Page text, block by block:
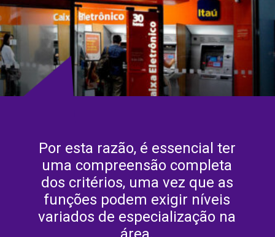
Por esta razão, é essencial ter
uma compreensão completa
dos critérios, uma vez que as
funções podem exigir níveis
variados de especialização na